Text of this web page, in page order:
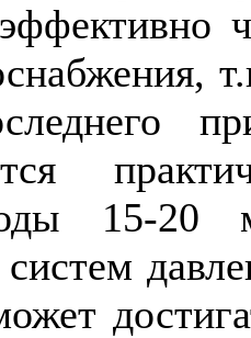
15-
систем